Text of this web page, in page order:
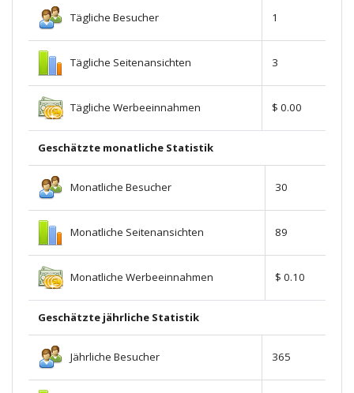
Tägliche Besucher 1
Tägliche Seitenansichten 3
Tägliche Werbeeinnahmen $ 0.00
Geschätzte monatliche Statistik
Monatliche Besucher 30
Monatliche Seitenansichten 89
Monatliche Werbeeinnahmen $ 0.10
Geschätzte jährliche Statistik
Jährliche Besucher 365